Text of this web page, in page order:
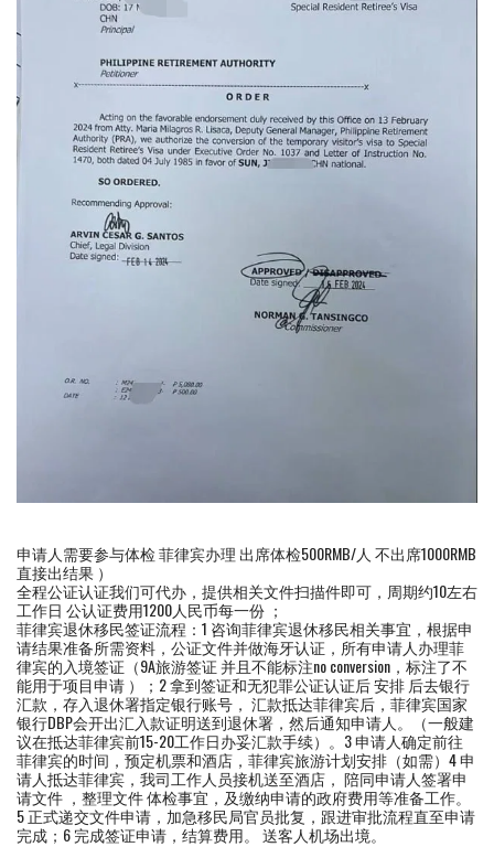
申请人需要参与体检 菲律宾办理 出席体检500RMB/人 不出席1000RMB
直接出结果 ）
全程公证认证我们可代办，提供相关文件扫描件即可，周期约10左右
工作日 公认证费用1200人民币每一份 ；
菲律宾退休移民签证流程：1 咨询菲律宾退休移民相关事宜，根据申
请结果准备所需资料，公证文件并做海牙认证，所有申请人办理菲
律宾的入境签证（9A旅游签证 并且不能标注no conversion，标注了不
能用于项目申请 ）；2 拿到签证和无犯罪公证认证后 安排 后去银行
汇款，存入退休署指定银行账号， 汇款抵达菲律宾后，菲律宾国家
银行DBP会开出汇入款证明送到退休署，然后通知申请人。（一般建
议在抵达菲律宾前15-20工作日办妥汇款手续）。3 申请人确定前往
菲律宾的时间，预定机票和酒店，菲律宾旅游计划安排（如需）4 申
请人抵达菲律宾，我司工作人员接机送至酒店， 陪同申请人签署申
请文件 ，整理文件 体检事宜，及缴纳申请的政府费用等准备工作。
5 正式递交文件申请，加急移民局官员批复，跟进审批流程直至申请
完成；6 完成签证申请，结算费用。 送客人机场出境。